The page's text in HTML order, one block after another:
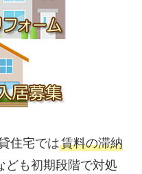
住宅では賃料の滞納
ども初期段階で対処